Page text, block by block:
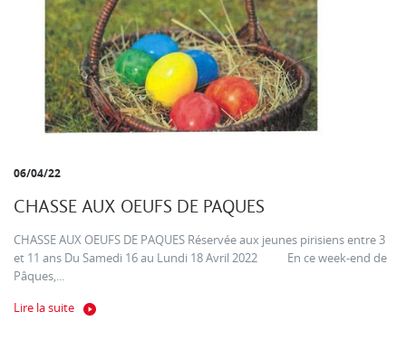
06/04/22
CHASSE AUX OEUFS DE PAQUES
CHASSE AUX OEUFS DE PAQUES Réservée aux jeunes pirisiens entre 3
et 11 ans Du Samedi 16 au Lundi 18 Avril 2022 En ce week-end de
Pâques,...
Lire la suite